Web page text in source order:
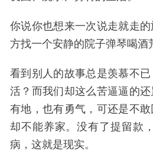
你说你也想来一次说走就走
方找一个安静的院子弹琴喝酒
看到别人的故事总是羡慕不
活？而我们却这么苦逼逼的
有地，也有勇气，可还是不
却不能养家。没有了提留款
病，这就是现实。